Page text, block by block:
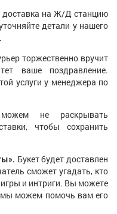
доставка на Ж/Д станцию
детали у нашего
торжественно вручит
ваше поздравление.
услуги у менеджера по
не раскрывать
чтобы сохранить
Букет будет доставлен
сможет угадать, кто
и интриги. Вы можете
мы можем помочь вам его